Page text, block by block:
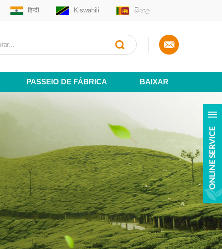
हिन्दी Kiswahili සිංහල
PASSEIO DE FÁBRICA BAIXAR